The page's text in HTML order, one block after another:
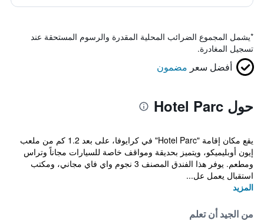
*يشمل المجموع الضرائب المحلية المقدرة والرسوم المستحقة عند
تسجيل المغادرة.
أفضل سعر مضمون
حول Hotel Parc
يقع مكان إقامة "Hotel Parc" في كرايوفا، على بعد 1.2 كم من ملعب
إيون أوبليميكو، ويتميز بحديقة ومواقف خاصة للسيارات مجاناً وتراس
ومطعم. يوفر هذا الفندق المصنف 3 نجوم واي فاي مجاني، ومكتب
استقبال يعمل عل...
المزيد
من الجيد أن تعلم